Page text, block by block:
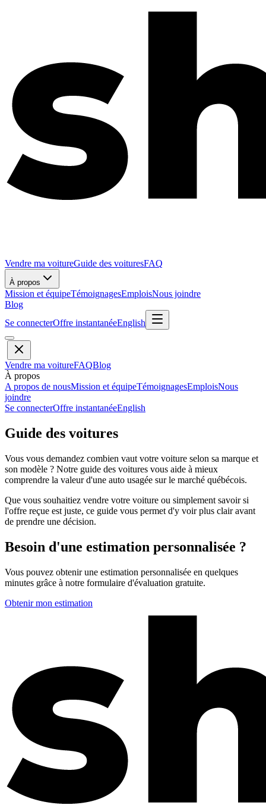
Vendre ma voitureGuide des voituresFAQ
À propos
Mission et équipeTémoignagesEmploisNous joindre
Blog
Se connecterOffre instantanéeEnglish
Vendre ma voitureFAQBlog
À propos
A propos de nousMission et équipeTémoignagesEmploisNous
joindre
Se connecterOffre instantanéeEnglish
Guide des voitures
Vous vous demandez combien vaut votre voiture selon sa marque et
son modèle ? Notre guide des voitures vous aide à mieux
comprendre la valeur d'une auto usagée sur le marché québécois.
Que vous souhaitiez vendre votre voiture ou simplement savoir si
l'offre reçue est juste, ce guide vous permet d'y voir plus clair avant
de prendre une décision.
Besoin d'une estimation personnalisée ?
Vous pouvez obtenir une estimation personnalisée en quelques
minutes grâce à notre formulaire d'évaluation gratuite.
Obtenir mon estimation